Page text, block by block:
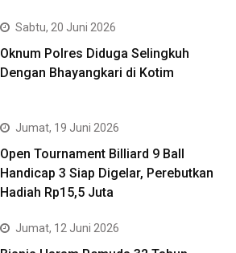
Sabtu, 20 Juni 2026
Oknum Polres Diduga Selingkuh
Dengan Bhayangkari di Kotim
Jumat, 19 Juni 2026
Open Tournament Billiard 9 Ball
Handicap 3 Siap Digelar, Perebutkan
Hadiah Rp15,5 Juta
Jumat, 12 Juni 2026